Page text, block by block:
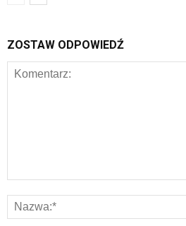
ZOSTAW ODPOWIEDŹ